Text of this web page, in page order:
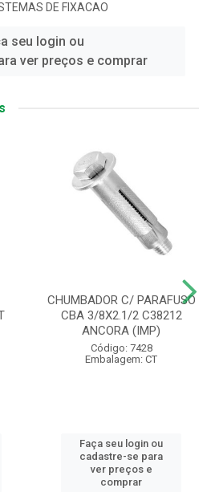
DE FIXACAO
seu login ou
ver preços e comprar
CHUMBADOR C/ PARAFUSO
CBA 3/8X2.1/2 C38212
ANCORA (IMP)
Código: 7428
Embalagem: CT
Faça seu login ou
cadastre-se para
ver preços e
comprar